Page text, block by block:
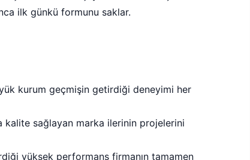
ilk günkü formunu saklar.
kurum geçmişin getirdiği deneyimi her
kalite sağlayan marka ilerinin projelerini
yüksek performans firmanın tamamen